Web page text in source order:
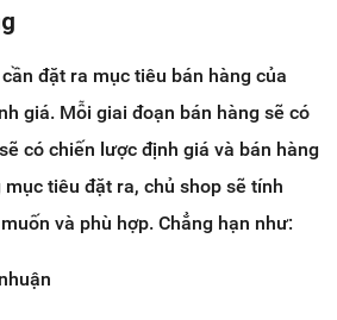
đặt ra mục tiêu bán hàng của
giá. Mỗi giai đoạn bán hàng sẽ có
có chiến lược định giá và bán hàng
tiêu đặt ra, chủ shop sẽ tính
và phù hợp. Chẳng hạn như: